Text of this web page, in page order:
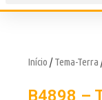
Início /Tema-Terra
B4898 –